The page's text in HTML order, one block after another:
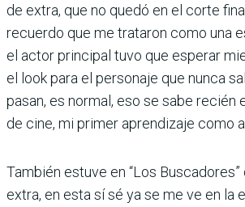
de extra, que no quedó en el corte
recuerdo que me trataron como una
el actor principal tuvo que esperar
el look para el personaje que nunca
pasan, es normal, eso se sabe recién
de cine, mi primer aprendizaje como
También estuve en “Los
extra, en esta sí sé ya se me ve en la